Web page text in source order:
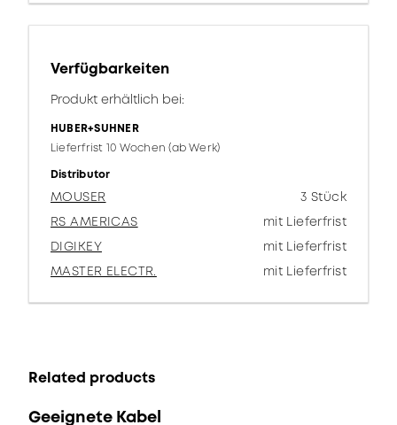
Verfügbarkeiten
Produkt erhältlich bei:
HUBER+SUHNER
Lieferfrist 10 Wochen (ab Werk)
Distributor
MOUSER
3 Stück
RS AMERICAS
mit Lieferfrist
DIGIKEY
mit Lieferfrist
MASTER ELECTR.
mit Lieferfrist
Related products
Geeignete Kabel